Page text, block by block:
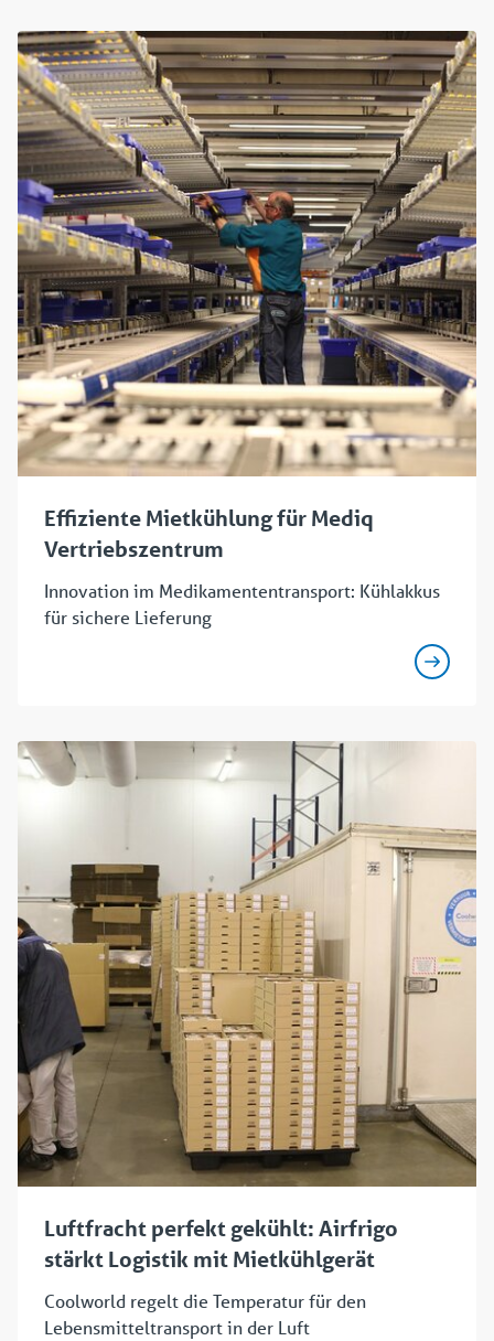
Effiziente Mietkühlung für Mediq
Vertriebszentrum
Innovation im Medikamententransport: Kühlakkus
für sichere Lieferung
Luftfracht perfekt gekühlt: Airfrigo
stärkt Logistik mit Mietkühlgerät
Coolworld regelt die Temperatur für den
Lebensmitteltransport in der Luft